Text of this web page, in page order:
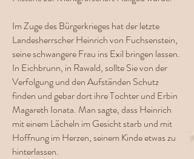
Im Zuge des Bürgerkrieges hat der letzte
Landesherrscher Heinrich von Fuchsenstein,
seine schwangere Frau ins Exil bringen lassen.
In Eichbrunn, in Rawald, sollte Sie von der
Verfolgung und den Aufständen Schutz
finden und gebar dort ihre Tochter und Erbin
Magareth Ionata. Man sagte, dass Heinrich
mit einem Lächeln im Gesicht starb und mit
Hoffnung im Herzen, seinem Kinde etwas zu
hinterlassen.